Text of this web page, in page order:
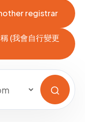
registrar
(我會自行變更